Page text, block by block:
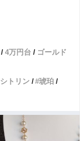
4万円台
ゴールド
シトリン
琥珀